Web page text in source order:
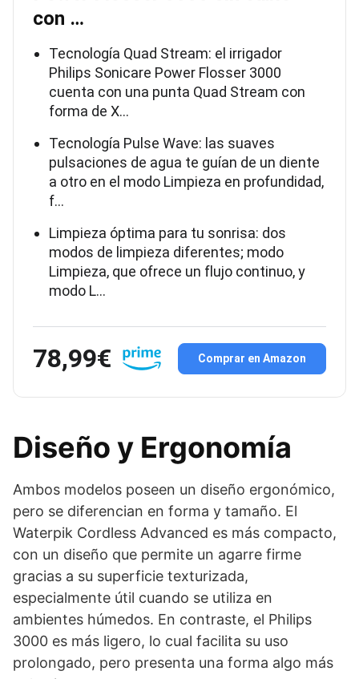
con …
Tecnología Quad Stream: el irrigador
Philips Sonicare Power Flosser 3000
cuenta con una punta Quad Stream con
forma de X…
Tecnología Pulse Wave: las suaves
pulsaciones de agua te guían de un diente
a otro en el modo Limpieza en profundidad,
f…
Limpieza óptima para tu sonrisa: dos
modos de limpieza diferentes; modo
Limpieza, que ofrece un flujo continuo, y
modo L…
78,99€ Comprar en Amazon
Diseño y Ergonomía
Ambos modelos poseen un diseño ergonómico,
pero se diferencian en forma y tamaño. El
Waterpik Cordless Advanced es más compacto,
con un diseño que permite un agarre firme
gracias a su superficie texturizada,
especialmente útil cuando se utiliza en
ambientes húmedos. En contraste, el Philips
3000 es más ligero, lo cual facilita su uso
prolongado, pero presenta una forma algo más